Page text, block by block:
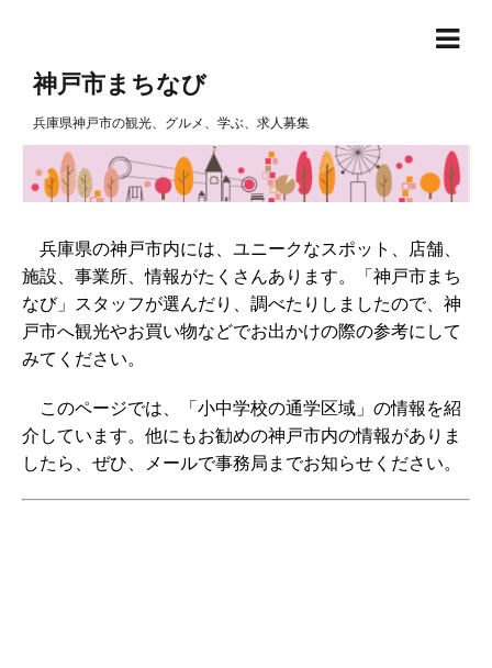
神戸市まちなび
兵庫県神戸市の観光、グルメ、学ぶ、求人募集
兵庫県の神戸市内には、ユニークなスポット、店舗、
施設、事業所、情報がたくさんあります。「神戸市まち
なび」スタッフが選んだり、調べたりしましたので、神
戸市へ観光やお買い物などでお出かけの際の参考にして
みてください。
このページでは、「小中学校の通学区域」の情報を紹
介しています。他にもお勧めの神戸市内の情報がありま
したら、ぜひ、メールで事務局までお知らせください。